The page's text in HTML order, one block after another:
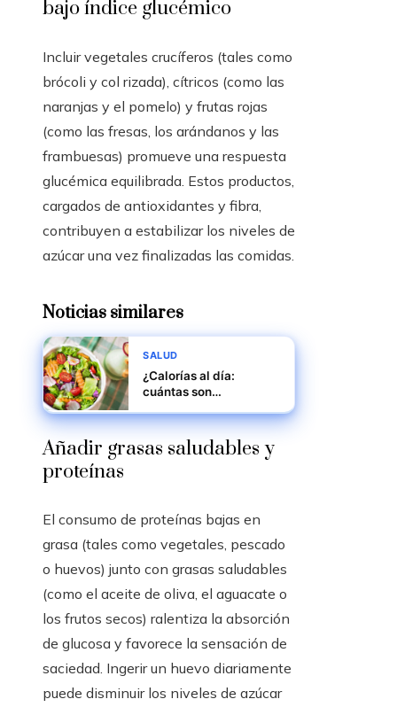
bajo índice glucémico
Incluir vegetales crucíferos (tales como
brócoli y col rizada), cítricos (como las
naranjas y el pomelo) y frutas rojas
(como las fresas, los arándanos y las
frambuesas) promueve una respuesta
glucémica equilibrada. Estos productos,
cargados de antioxidantes y fibra,
contribuyen a estabilizar los niveles de
azúcar una vez finalizadas las comidas.
Noticias similares
SALUD
¿Calorías al día:
cuántas son
Añadir grasas saludables y
proteínas
El consumo de proteínas bajas en
grasa (tales como vegetales, pescado
o huevos) junto con grasas saludables
(como el aceite de oliva, el aguacate o
los frutos secos) ralentiza la absorción
de glucosa y favorece la sensación de
saciedad. Ingerir un huevo diariamente
puede disminuir los niveles de azúcar